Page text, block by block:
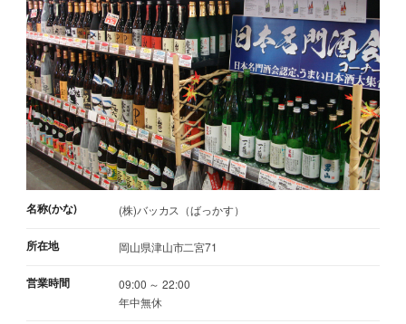
名称(かな) (株)バッカス（ばっかす）
所在地 岡山県津山市二宮71
営業時間
09:00 ～ 22:00
年中無休